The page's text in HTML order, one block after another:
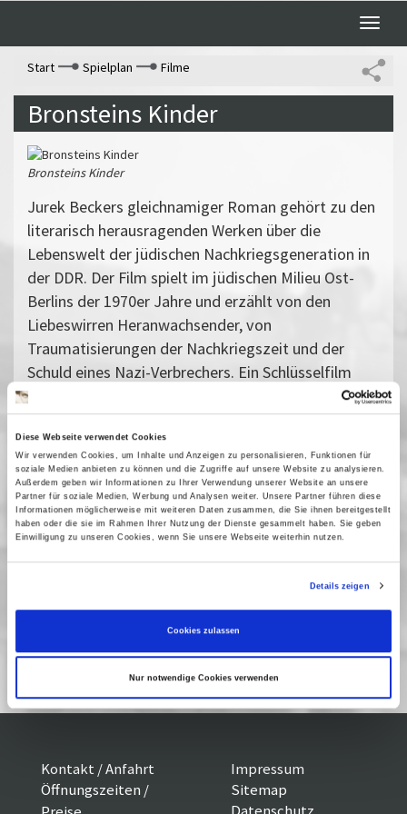
Diese Webseite verwendet Cookies
Wir verwenden Cookies, um Inhalte und Anzeigen zu personalisieren, Funktionen für
soziale Medien anbieten zu können und die Zugriffe auf unsere Website zu analysieren.
Außerdem geben wir Informationen zu Ihrer Verwendung unserer Website an unsere
Partner für soziale Medien, Werbung und Analysen weiter. Unsere Partner führen diese
Informationen möglicherweise mit weiteren Daten zusammen, die Sie ihnen bereitgestellt
haben oder die sie im Rahmen Ihrer Nutzung der Dienste gesammelt haben. Sie geben
Einwilligung zu unseren Cookies, wenn Sie unsere Webseite weiterhin nutzen.
Details zeigen
Cookies zulassen
Nur notwendige Cookies verwenden
Toggle
Start
Spielplan Filme
Bronsteins Kinder
Bronsteins Kinder
Jurek Beckers gleichnamiger Roman gehört zu den
literarisch herausragenden Werken über die
Lebenswelt der jüdischen Nachkriegsgeneration in
der DDR. Der Film spielt im jüdischen Milieu Ost-
Berlins der 1970er Jahre und erzählt von den
Liebeswirren Heranwachsender, von
Traumatisierungen der Nachkriegszeit und der
Schuld eines Nazi-Verbrechers. Ein Schlüsselfilm
über die deutsch-jüdische Erfahrung.
Einführung: Prof. Dr. Frank Stern (MMZ
Potsdam/Universität Wien)
Vergangene Vorstellungen
20 Mai 2015| 19:00
Internationaler jüdischer und
israelischer Spielfilm ERINNERUNG,
RELIGION LIEBE
Kontakt / Anfahrt
Öffnungszeiten /
Preise
Impressum
Sitemap